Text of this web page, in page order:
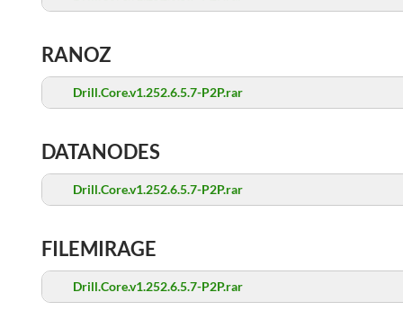
RANOZ
Drill.Core.v1.252.6.5.7-P2P.rar
DATANODES
Drill.Core.v1.252.6.5.7-P2P.rar
FILEMIRAGE
Drill.Core.v1.252.6.5.7-P2P.rar